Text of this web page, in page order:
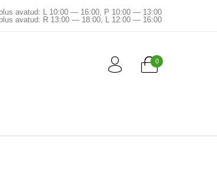
avatud: L 10:00 — 16:00, P 10:00 — 13:00
avatud: R 13:00 — 18:00, L 12:00 — 16:00
0